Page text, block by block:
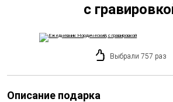
с
Выбрали 757 раз
Описание подарка